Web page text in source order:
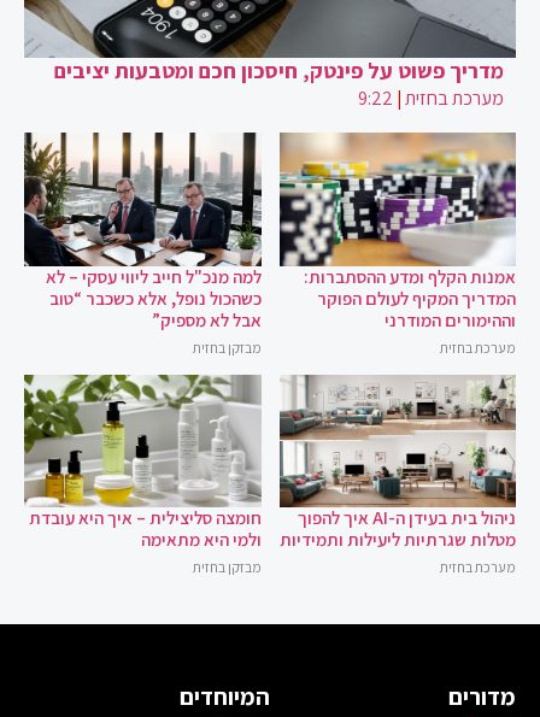
מדריך פשוט על פינטק, חיסכון חכם ומטבעות יציבים
מערכת בחזית|
9:22
אמנות הקלף ומדע ההסתברות:
המדריך המקיף לעולם הפוקר
וההימורים המודרני
מערכת בחזית
למה מנכ"ל חייב ליווי עסקי – לא
כשהכול נופל, אלא כשכבר “טוב
אבל לא מספיק”
מבזקן בחזית
ניהול בית בעידן ה-AI איך להפוך
מטלות שגרתיות ליעילות ותמידיות
מערכת בחזית
חומצה סליצילית – איך היא עובדת
ולמי היא מתאימה
מבזקן בחזית
מדורים המיוחדים